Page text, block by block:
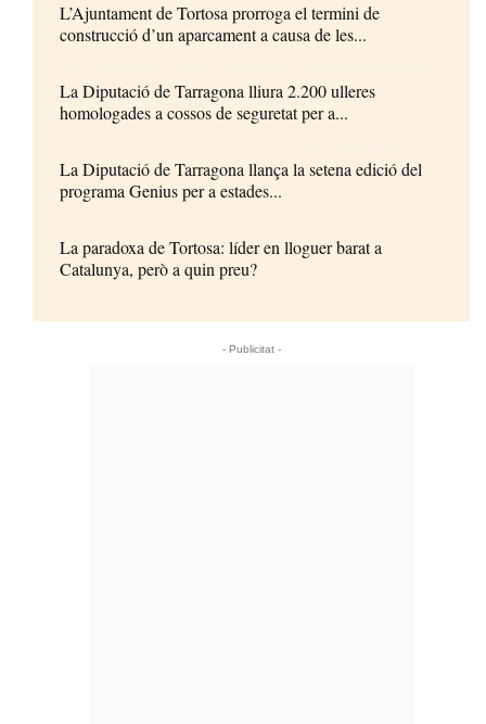
L’Ajuntament de Tortosa prorroga el termini de
construcció d’un aparcament a causa de les...
La Diputació de Tarragona lliura 2.200 ulleres
homologades a cossos de seguretat per a...
La Diputació de Tarragona llança la setena edició del
programa Genius per a estades...
La paradoxa de Tortosa: líder en lloguer barat a
Catalunya, però a quin preu?
- Publicitat -